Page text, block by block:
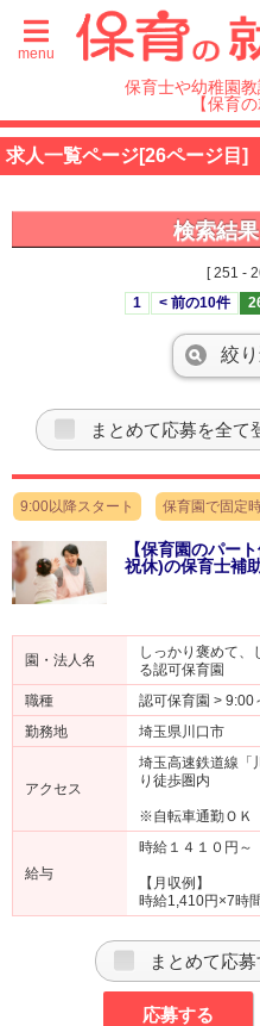
menu
保育士や幼稚園
【保育
求人一覧ページ[26ページ目]
検索結果
[ 251 -
1
< 前の10件
絞
まとめて応募を全て
9:00以降スタート 保育園で固定
【保育園のパー
祝休)の保育士補
園・法人名
しっかり褒めて、
る認可保育園
職種
認可保育園 > 9:00
勤務地
埼玉県川口市
アクセス
埼玉高速鉄道線「
り徒歩圏内
※自転車通勤ＯＫ
給与
時給１４１０円～
【月収例】
時給1,410円×7時
まとめて応募
応募する